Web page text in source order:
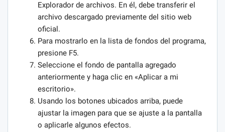
Explorador de archivos. En él, debe transferir el
archivo descargado previamente del sitio web
oficial.
Para mostrarlo en la lista de fondos del programa,
presione F5.
Seleccione el fondo de pantalla agregado
anteriormente y haga clic en «Aplicar a mi
escritorio».
Usando los botones ubicados arriba, puede
ajustar la imagen para que se ajuste a la pantalla
o aplicarle algunos efectos.